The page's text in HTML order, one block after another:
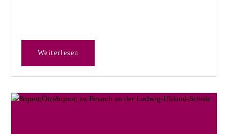
Weiterlesen